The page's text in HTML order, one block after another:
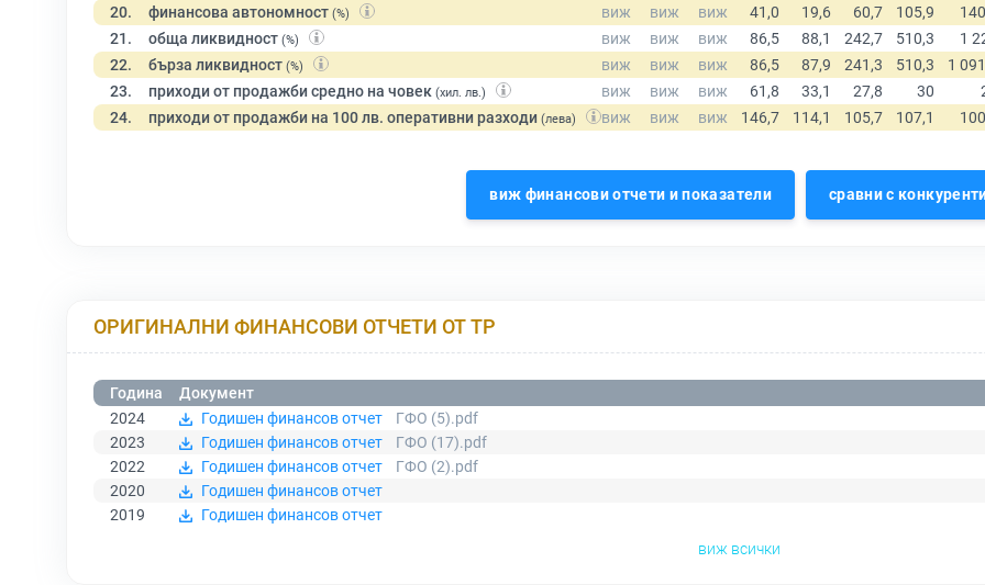
20. финансова автономност (%)
21. обща ликвидност (%)
22. бърза ликвидност (%)
23. приходи от продажби средно на човек (хил. лв.)
24. приходи от продажби на 100 лв. оперативни разходи (лева)
виж финансови отчети и показатели сравни с
ОРИГИНАЛНИ ФИНАНСОВИ ОТЧЕТИ ОТ ТР
Година
Документ
2024
Годишен финансов отчет
ГФО (5).pdf
2023
Годишен финансов отчет
ГФО (17).pdf
2022
Годишен финансов отчет
ГФО (2).pdf
2020
Годишен финансов отчет
2019
Годишен финансов отчет
виж всички